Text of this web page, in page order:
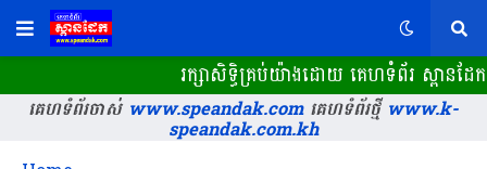
រក្សាសិទ្ធិគ្រប់យ៉ាងដោយ គេហទំព័រ ស្ពាន
គេហទំព័រចាស់www.speandak.comគេហទំព័រថ្មីwww.k-
speandak.com.kh